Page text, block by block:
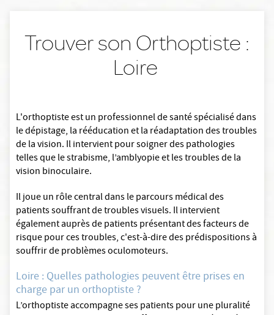
Trouver son Orthoptiste :
Loire
L'orthoptiste est un professionnel de santé spécialisé dans
le dépistage, la rééducation et la réadaptation des troubles
de la vision. Il intervient pour soigner des pathologies
telles que le strabisme, l’amblyopie et les troubles de la
vision binoculaire.
Il joue un rôle central dans le parcours médical des
patients souffrant de troubles visuels. Il intervient
également auprès de patients présentant des facteurs de
risque pour ces troubles, c'est-à-dire des prédispositions à
souffrir de problèmes oculomoteurs.
Loire : Quelles pathologies peuvent être prises en
charge par un orthoptiste ?
L’orthoptiste accompagne ses patients pour une pluralité